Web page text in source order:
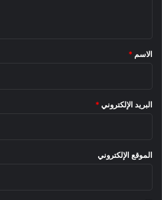
*
الاسم *
البريد الإلكتروني *
الموقع الإلكتروني